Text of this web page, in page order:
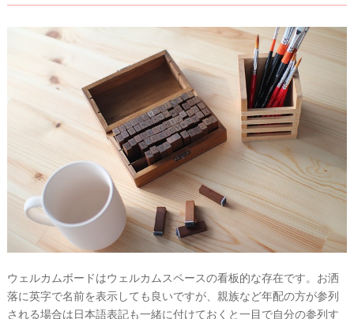
ウェルカムボードはウェルカムスペースの看板的な存在です。お洒
落に英字で名前を表示しても良いですが、親族など年配の方が参列
される場合は日本語表記も一緒に付けておくと一目で自分の参列す
試
着
ポ